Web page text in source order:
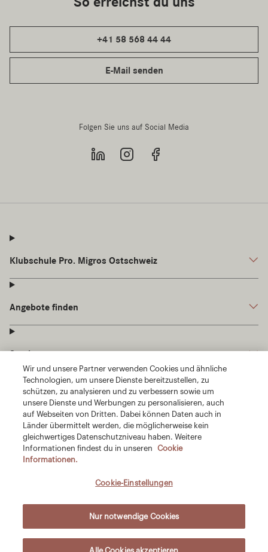
Wir und unsere Partner verwenden Cookies und ähnliche
Technologien, um unsere Dienste bereitzustellen, zu
schützen, zu analysieren und zu verbessern sowie um
unsere Dienste und Werbungen zu personalisieren, auch
auf Webseiten von Dritten. Dabei können Daten auch in
Länder übermittelt werden, die möglicherweise kein
gleichwertiges Datenschutzniveau haben. Weitere
Informationen findest du in unseren
Cookie
Informationen.
Cookie-Einstellungen
Nur notwendige Cookies